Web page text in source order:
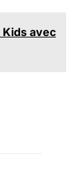
Kids avec